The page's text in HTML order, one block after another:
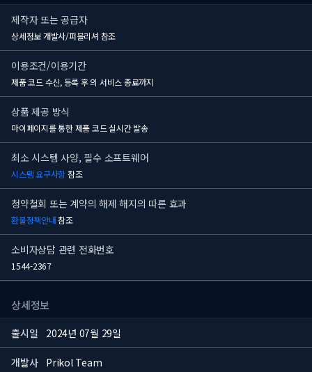
제작자 또는 공급자
상세정보 개발사/퍼블리셔 참조
이용조건/이용기간
제품 코드 수신, 등록 후의 서비스 종료까지
상품 제공 방식
마이페이지를 통한 제품 코드 실시간 발송
최소 시스템 사양, 필수 소프트웨어
시스템 요구사항참조
청약철회 또는 계약의 해제 해지의 따른 효과
환불정책안내참조
소비자상담 관련 전화번호
1544-2367
상세정보
출시일 2024년 07월 29일
개발사 Prikol Team